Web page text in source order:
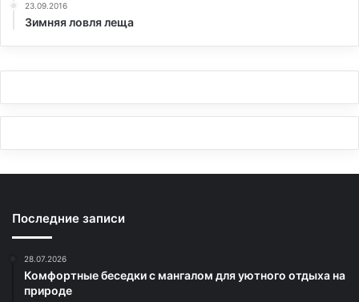
23.09.2016
Зимняя ловля леща
Последние записи
28.07.2026
Комфортные беседки с мангалом для уютного отдыха на
природе